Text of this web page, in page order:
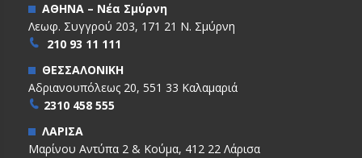
ΑΘΗΝΑ – Νέα Σμύρνη
Λεωφ. Συγγρού 203, 171 21 Ν. Σμύρνη
210 93 11 111
ΘΕΣΣΑΛΟΝΙΚΗ
Αδριανουπόλεως 20, 551 33 Καλαμαριά
2310 458 555
ΛΑΡΙΣΑ
Μαρίνου Αντύπα 2 & Κούμα, 412 22 Λάρισα